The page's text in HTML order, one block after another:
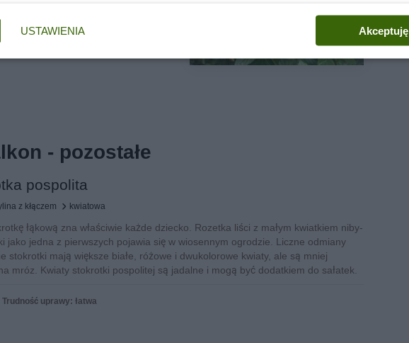
z miętą zieloną (M.
w lecznictwie i w
- pozostałe
pospolita
z kłączem kwiatowa
łąkową zna właściwie każde dziecko. Rozetka liści z małym kwiatkiem niby-
jako jedna z pierwszych pojawia się w wiosennym ogrodzie. Liczne odmiany
stokrotki mają większe białe, różowe i dwukolorowe kwiaty, ale są mniej
mróz. Kwiaty stokrotki pospolitej są jadalne i mogą być dodatkiem do sałatek.
Trudność uprawy: łatwa
USTAWIENIA Akceptuję